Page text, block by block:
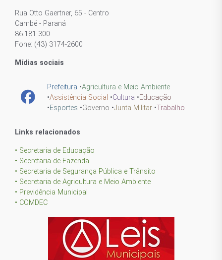
Rua Otto Gaertner, 65 - Centro
Cambé - Paraná
86.181-300
Fone: (43) 3174-2600
Mídias sociais
Prefeitura •Agricultura e Meio Ambiente
•Assistência Social •Cultura •Educação
•Esportes •Governo •Junta Militar •Trabalho
Links relacionados
• Secretaria de Educação
• Secretaria de Fazenda
• Secretaria de Segurança Pública e Trânsito
• Secretaria de Agricultura e Meio Ambiente
• Previdência Municipal
• COMDEC